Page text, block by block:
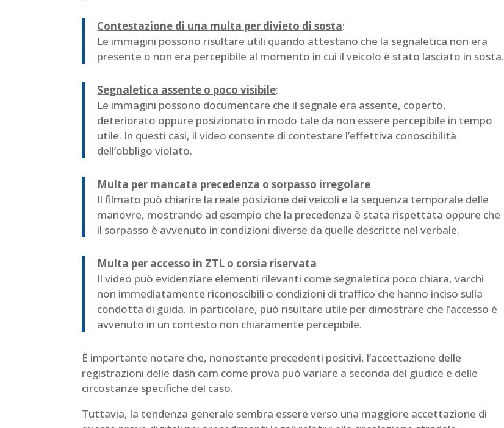
Contestazione di una multa per divieto di sosta:
Le immagini possono risultare utili quando attestano che la segnaletica non era
presente o non era percepibile al momento in cui il veicolo è stato lasciato in sosta.
Segnaletica assente o poco visibile:
Le immagini possono documentare che il segnale era assente, coperto,
deteriorato oppure posizionato in modo tale da non essere percepibile in tempo
utile. In questi casi, il video consente di contestare l’effettiva conoscibilità
dell’obbligo violato.
Multa per mancata precedenza o sorpasso irregolare
Il filmato può chiarire la reale posizione dei veicoli e la sequenza temporale delle
manovre, mostrando ad esempio che la precedenza è stata rispettata oppure che
il sorpasso è avvenuto in condizioni diverse da quelle descritte nel verbale.
Multa per accesso in ZTL o corsia riservata
Il video può evidenziare elementi rilevanti come segnaletica poco chiara, varchi
non immediatamente riconoscibili o condizioni di traffico che hanno inciso sulla
condotta di guida. In particolare, può risultare utile per dimostrare che l’accesso è
avvenuto in un contesto non chiaramente percepibile.
È importante notare che, nonostante precedenti positivi, l’accettazione delle
registrazioni delle dash cam come prova può variare a seconda del giudice e delle
circostanze specifiche del caso.
Tuttavia, la tendenza generale sembra essere verso una maggiore accettazione di